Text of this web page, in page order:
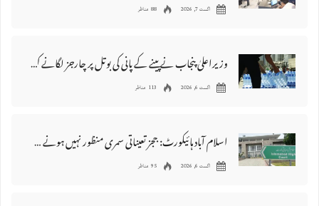
اگست 7, 2026 88 مناظر
وزیراعلیٰ پنجاب نے پینے کے پانی کی بوتل پر چارجز لگانے کی تجویز مستر دکر دی
اگست 6, 2026 113 مناظر
اسلام آباد ہائیکورٹ: ججز تعیناتی سمری منظور نہیں‌ ہونے کے خٌلاف فیصلہ محفوظ
اگست 6, 2026 95 مناظر